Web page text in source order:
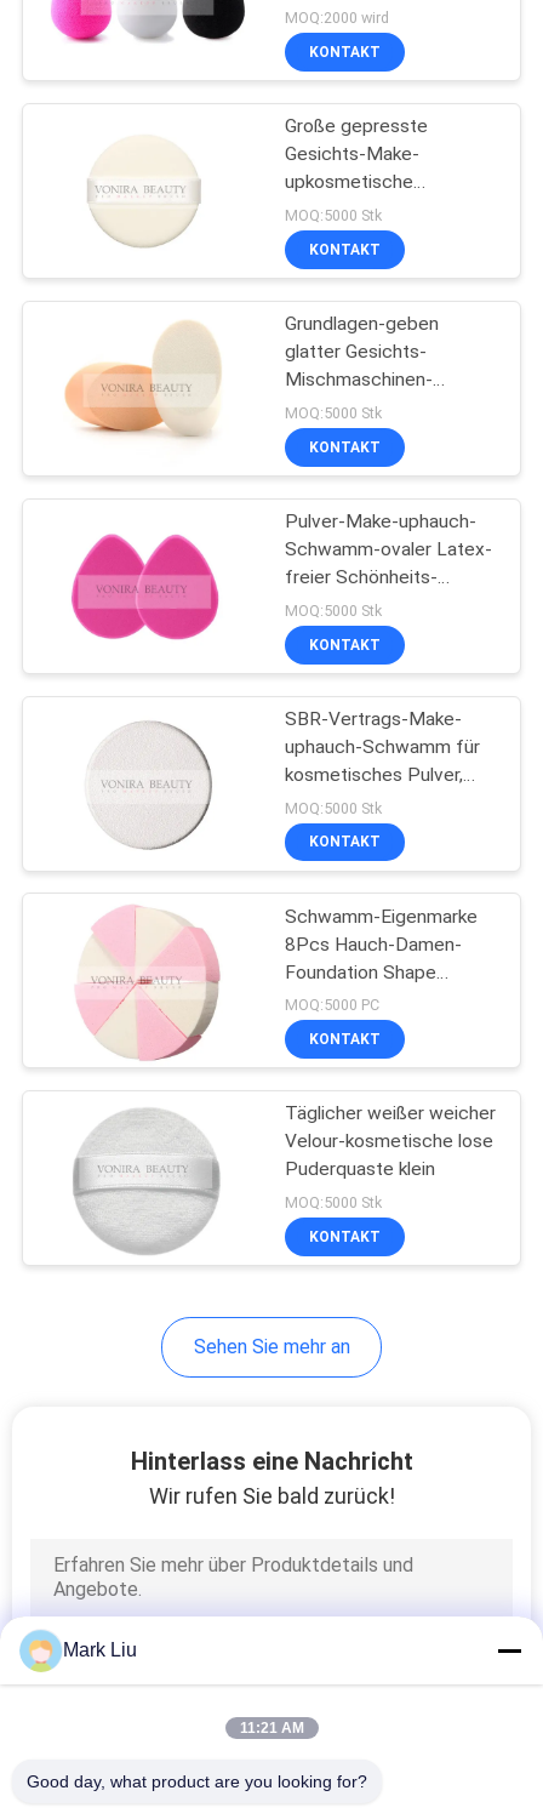
Natürliche Haar-
Make-upbürsten
synthetische Make-
upbürsten
89
Berufsmake-
upbürsten-Satz
Reise-Make-
upbürsten-Satz
Make-upbürsten-
Sammlung
Einzelne Make-
Körper-Pinsel
Miniträne-Form-Make-
upmischmaschinen-
Schwamm
MOQ:2000 wird
KONTAKT
Große gepresste
Gesichts-Make-
upkosmetische
Puderquaste mit
Eigenmarken-Band
MOQ:5000 Stk
KONTAKT
Grundlagen-geben
glatter Gesichts-
Mischmaschinen-
Schwamm/Frauen-Latex
Schwamm frei
MOQ:5000 Stk
KONTAKT
Pulver-Make-uphauch-
Schwamm-ovaler Latex-
freier Schönheits-
Mischmaschinen-
Schwamm Vonira großer
MOQ:5000 Stk
KONTAKT
SBR-Vertrags-Make-
uphauch-Schwamm für
kosmetisches Pulver,
waschbar
MOQ:5000 Stk
KONTAKT
Schwamm-Eigenmarke
8Pcs Hauch-Damen-
Foundation Shape
Triangle Makeup
MOQ:5000 PC
KONTAKT
Täglicher weißer weicher
Velour-kosmetische lose
Puderquaste klein
MOQ:5000 Stk
KONTAKT
Sehen Sie mehr an
Hinterlass eine Nachricht
Wir rufen Sie bald zurück!
Mark Liu
11:21 AM
Good day, what product are you looking for?